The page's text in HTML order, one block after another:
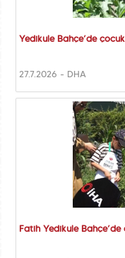
Yedikule Bahçe’de
27.7.2026 - DHA
Fatih Yedikule